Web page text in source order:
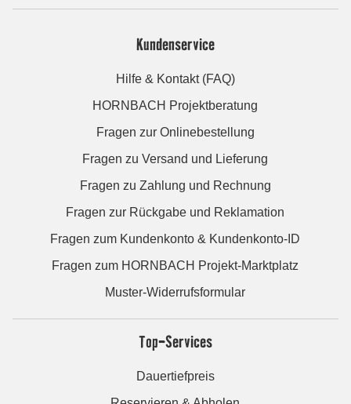
Kundenservice
Hilfe & Kontakt (FAQ)
HORNBACH Projektberatung
Fragen zur Onlinebestellung
Fragen zu Versand und Lieferung
Fragen zu Zahlung und Rechnung
Fragen zur Rückgabe und Reklamation
Fragen zum Kundenkonto & Kundenkonto-ID
Fragen zum HORNBACH Projekt-Marktplatz
Muster-Widerrufsformular
Top-Services
Dauertiefpreis